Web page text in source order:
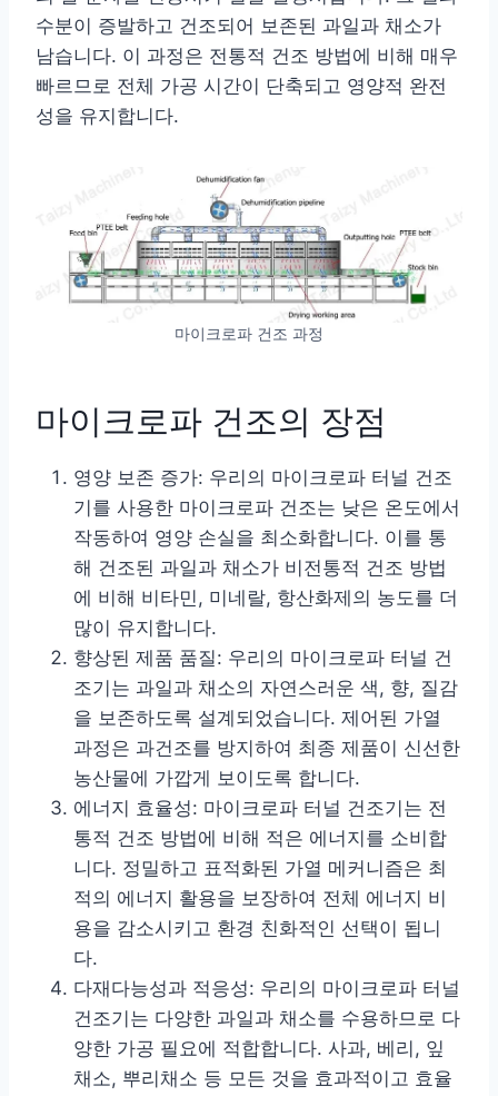
수분이 증발하고 건조되어 보존된 과일과 채소가
남습니다. 이 과정은 전통적 건조 방법에 비해 매우
빠르므로 전체 가공 시간이 단축되고 영양적 완전
성을 유지합니다.
마이크로파 건조 과정
마이크로파 건조의 장점
영양 보존 증가: 우리의 마이크로파 터널 건조
기를 사용한 마이크로파 건조는 낮은 온도에서
작동하여 영양 손실을 최소화합니다. 이를 통
해 건조된 과일과 채소가 비전통적 건조 방법
에 비해 비타민, 미네랄, 항산화제의 농도를 더
많이 유지합니다.
향상된 제품 품질: 우리의 마이크로파 터널 건
조기는 과일과 채소의 자연스러운 색, 향, 질감
을 보존하도록 설계되었습니다. 제어된 가열
과정은 과건조를 방지하여 최종 제품이 신선한
농산물에 가깝게 보이도록 합니다.
에너지 효율성: 마이크로파 터널 건조기는 전
통적 건조 방법에 비해 적은 에너지를 소비합
니다. 정밀하고 표적화된 가열 메커니즘은 최
적의 에너지 활용을 보장하여 전체 에너지 비
용을 감소시키고 환경 친화적인 선택이 됩니
다.
다재다능성과 적응성: 우리의 마이크로파 터널
건조기는 다양한 과일과 채소를 수용하므로 다
양한 가공 필요에 적합합니다. 사과, 베리, 잎
채소, 뿌리채소 등 모든 것을 효과적이고 효율